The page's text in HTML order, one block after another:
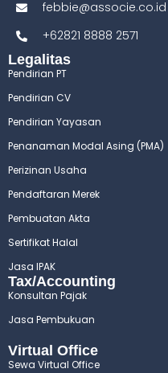
febbie@associe.co.id
+62821 8888 2571
Legalitas
Pendirian PT
Pendirian CV
Pendirian Yayasan
Penanaman Modal Asing (PMA)
Perizinan Usaha
Pendaftaran Merek
Pembuatan Akta
Sertifikat Halal
Jasa IPAK
Tax/Accounting
Virtual Office
Sewa Virtual Office
Konsultan Pajak
Jasa Pembukuan